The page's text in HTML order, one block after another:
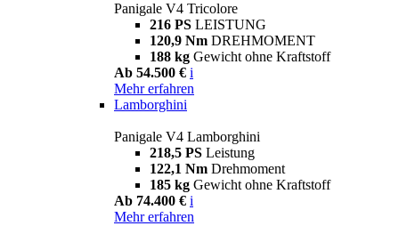
Panigale V4 Tricolore
216 PS LEISTUNG
120,9 Nm DREHMOMENT
188 kg Gewicht ohne Kraftstoff
Ab 54.500 € i
Mehr erfahren
Lamborghini
Panigale V4 Lamborghini
218,5 PS Leistung
122,1 Nm Drehmoment
185 kg Gewicht ohne Kraftstoff
Ab 74.400 € i
Mehr erfahren